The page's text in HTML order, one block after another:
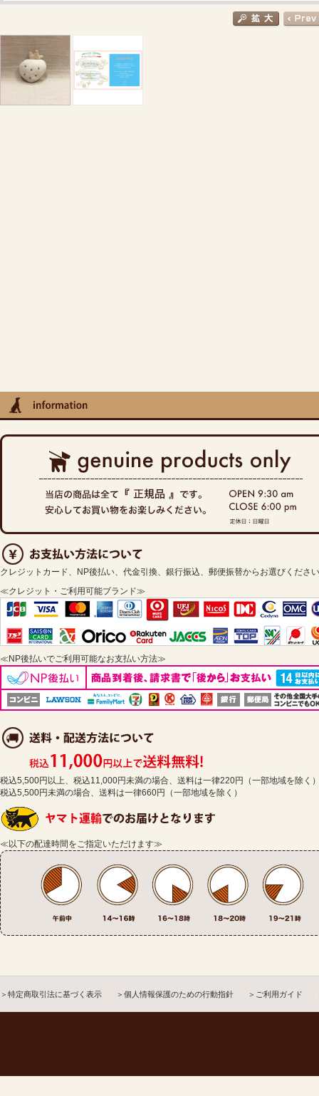
クレジットカード、NP後払い、代金引換、銀行振込、郵便振替からお選びくださ
≪クレジット・ご利用可能ブランド≫
≪NP後払いでご利用可能なお支払い方法≫
税込5,500円以上、税込11,000円未満の場合、送料は一律220円（一部地域を除く
税込5,500円未満の場合、送料は一律660円（一部地域を除く）
≪以下の配達時間をご指定いただけます≫
＞特定商取引法に基づく表示 ＞個人情報保護のための行動指針 ＞ご利用ガイド